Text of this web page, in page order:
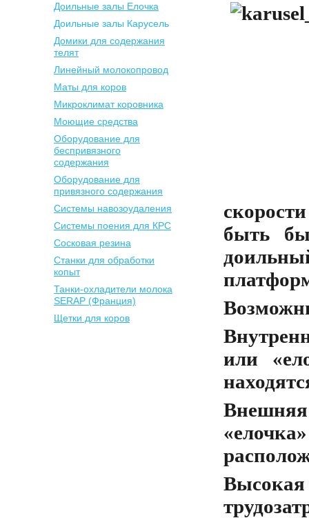
Доильные залы Елочка
Доильные залы Карусель
Домики для содержания
телят
Линейный молокопровод
Маты для коров
Микроклимат коровника
Моющие средства
Оборудование для
беспривязного
содержания
Оборудование для
привязного содержания
Системы навозоудаления
Системы поения для КРС
Сосковая резина
Станки для обработки
копыт
Танки-охладители молока
SERAP (Франция)
Щетки для коров
быть
или
Внешняя